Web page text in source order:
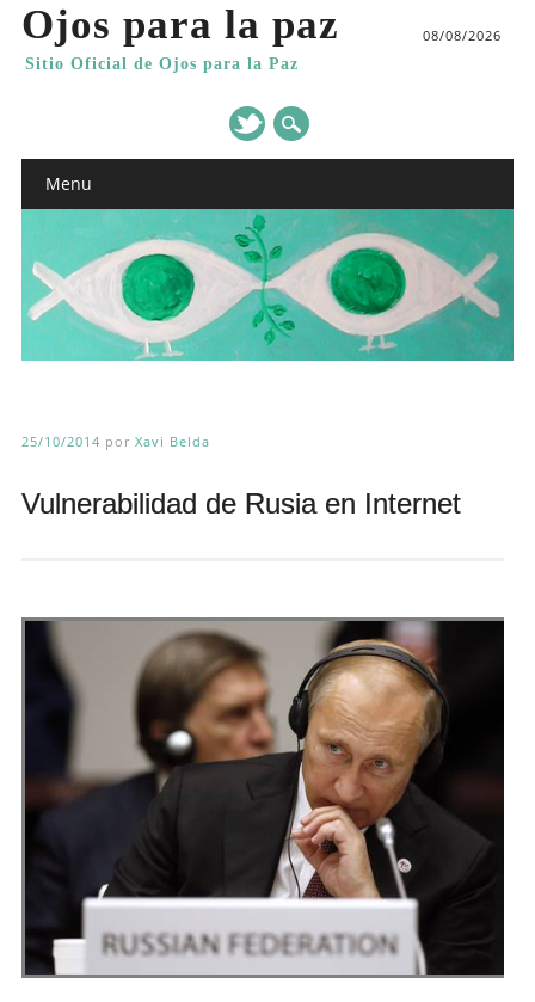
Ojos para la paz
Sitio Oficial de Ojos para la Paz
08/08/2026
Main menu
Menu
25/10/2014 por Xavi Belda
Vulnerabilidad de Rusia en Internet